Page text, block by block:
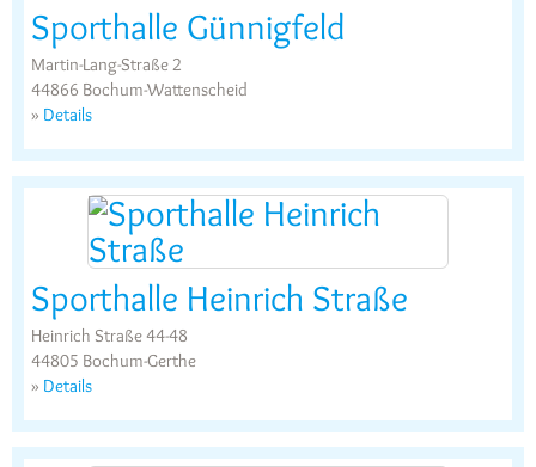
Sporthalle Günnigfeld
Martin-Lang-Straße 2
44866 Bochum-Wattenscheid
» Details
Sporthalle Heinrich Straße
Heinrich Straße 44-48
44805 Bochum-Gerthe
» Details